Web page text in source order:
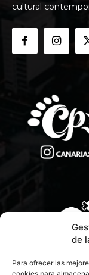
de
Para ofrecer las
cultural